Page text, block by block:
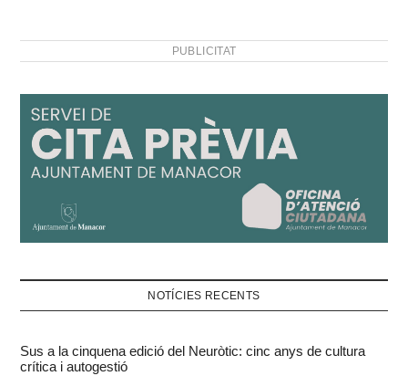
PUBLICITAT
NOTÍCIES RECENTS
Sus a la cinquena edició del Neuròtic: cinc anys de cultura
crítica i autogestió